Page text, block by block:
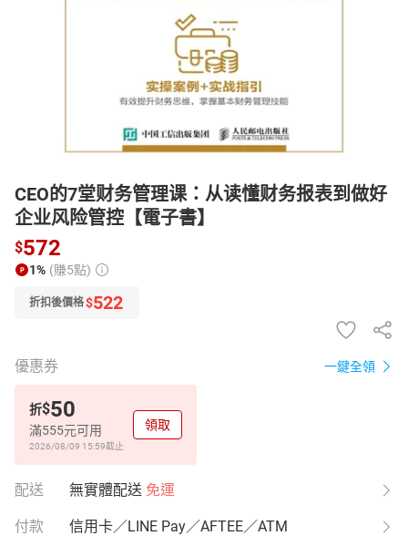
電子/紙本書
CEO的7堂财务管理课：从读懂财务报表到做好
企业风险管控【電子書】
$572
1% (賺5點)
折扣後價格$522
優惠券 一鍵全領
折$50
滿555元可用
2026/08/09 15:59截止
領取
配送 無實體配送 免運
付款 信用卡／LINE Pay／AFTEE／ATM